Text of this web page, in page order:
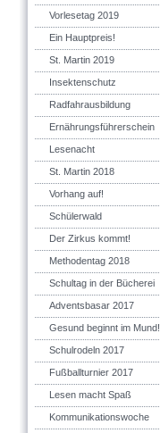
Vorlesetag 2019
Ein Hauptpreis!
St. Martin 2019
Insektenschutz
Radfahrausbildung
Ernährungsführerschein
Lesenacht
St. Martin 2018
Vorhang auf!
Schülerwald
Der Zirkus kommt!
Methodentag 2018
Schultag in der Bücherei
Adventsbasar 2017
Gesund beginnt im Mund!
Schulrodeln 2017
Fußballturnier 2017
Lesen macht Spaß
Kommunikationswoche